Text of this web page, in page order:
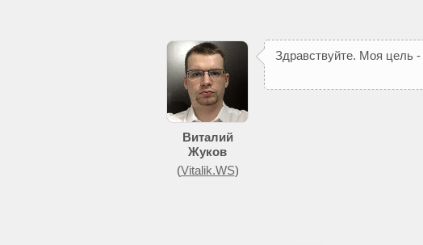
Виталий
Жуков
(Vitalik.WS)
Здравствуйте. Моя цель -